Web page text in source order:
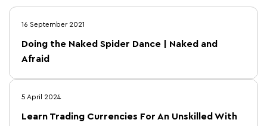
16 September 2021
Doing the Naked Spider Dance | Naked and
Afraid
5 April 2024
Learn Trading Currencies For An Unskilled With